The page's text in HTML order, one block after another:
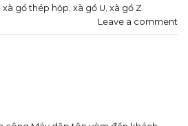
xà gồ thép hộp xà gồ U xà gồ Z
Leave a comment